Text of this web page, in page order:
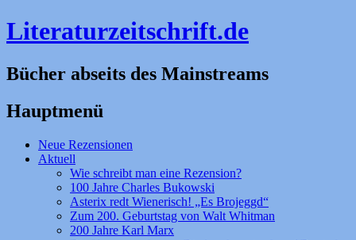
Literaturzeitschrift.de
Bücher abseits des Mainstreams
Hauptmenü
Zum
Inhalt
Neue Rezensionen
Aktuell
Wie schreibt man eine Rezension?
100 Jahre Charles Bukowski
Asterix redt Wienerisch! „Es Brojeggd“
Zum 200. Geburtstag von Walt Whitman
200 Jahre Karl Marx